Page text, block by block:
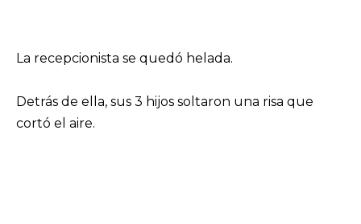
La recepcionista se quedó helada.
Detrás de ella, sus 3 hijos soltaron una risa que
cortó el aire.